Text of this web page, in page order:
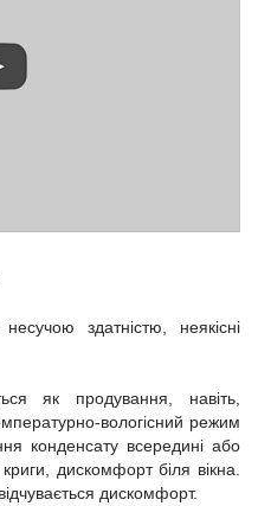
здатністю, неякісні
як продування, навіть,
вологісний режим
конденсату всередині або
дискомфорт біля вікна.
дискомфорт.